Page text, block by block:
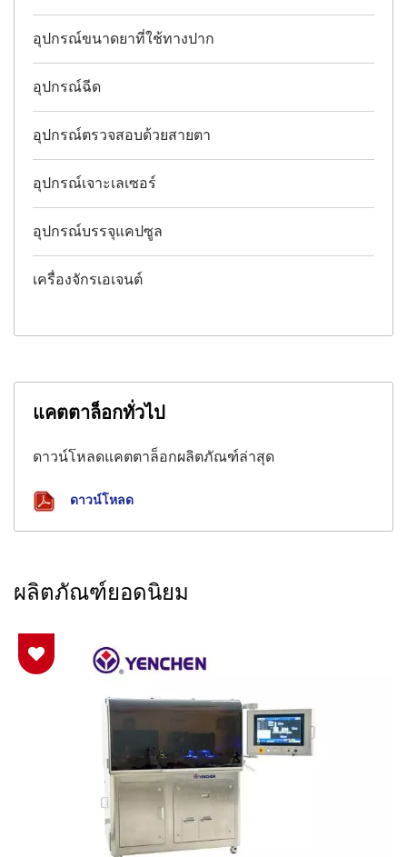
อุปกรณ์ขนาดยาที่ใช้ทางปาก
อุปกรณ์ฉีด
อุปกรณ์ตรวจสอบด้วยสายตา
อุปกรณ์เจาะเลเซอร์
อุปกรณ์บรรจุแคปซูล
เครื่องจักรเอเจนต์
แคตตาล็อกทั่วไป
ดาวน์โหลดแคตตาล็อกผลิตภัณฑ์ล่าสุด
ดาวน์โหลด
ผลิตภัณฑ์ยอดนิยม